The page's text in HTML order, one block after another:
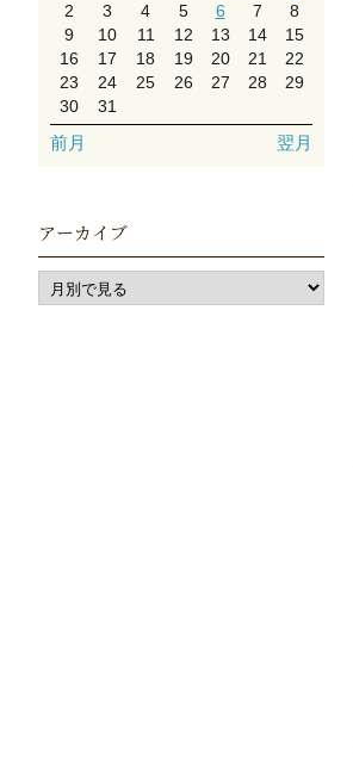
2
3 4 5 6 7
8
9
10 11 12 13 14
15
16
17 18 19 20 21
22
23
24 25 26 27 28
29
30
31
前月 翌月
アーカイブ